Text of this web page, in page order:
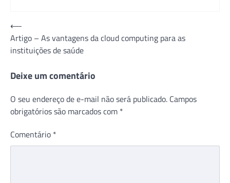
Navegação
de
Post
⟵
Artigo – As vantagens da cloud computing para as
instituições de saúde
Deixe um comentário
O seu endereço de e-mail não será publicado. Campos
obrigatórios são marcados com *
Comentário *